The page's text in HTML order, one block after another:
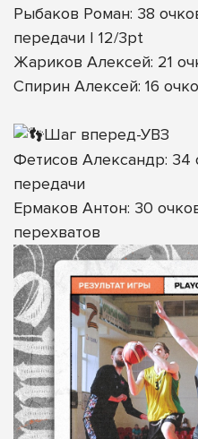
Рыбаков Роман: 38
передачи | 12/3pt
Жариков Алексей: 21
Спирин Алексей: 16
Шаг вперед-УВЗ
Фетисов Александр: 34
передачи
Ермаков Антон: 30
перехватов